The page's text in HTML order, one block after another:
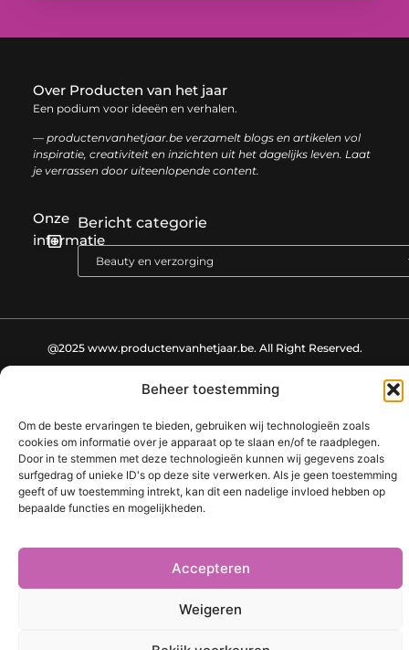
Beheer toestemming
Om de beste ervaringen te bieden, gebruiken wij technologieën zoals
cookies om informatie over je apparaat op te slaan en/of te raadplegen.
Door in te stemmen met deze technologieën kunnen wij gegevens zoals
surfgedrag of unieke ID's op deze site verwerken. Als je geen toestemming
geeft of uw toestemming intrekt, kan dit een nadelige invloed hebben op
bepaalde functies en mogelijkheden.
Accepteren
Weigeren
Over Producten van het jaar
Een podium voor ideeën en verhalen.
— productenvanhetjaar.be verzamelt blogs en artikelen vol
inspiratie, creativiteit en inzichten uit het dagelijks leven. Laat
je verrassen door uiteenlopende content.
Onze
informatie
Bericht categorie
@2025 www.productenvanhetjaar.be. All Right Reserved.​